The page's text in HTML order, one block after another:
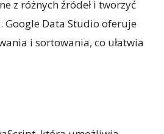
z różnych źródeł i tworzyć
Google Data Studio oferuje
i sortowania, co ułatwia